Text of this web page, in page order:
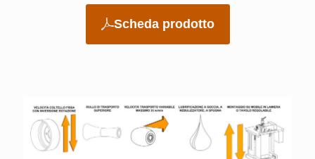
Scheda prodotto